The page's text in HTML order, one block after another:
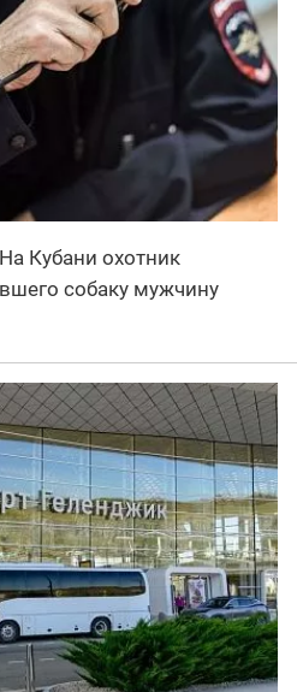
Кубани охотник
собаку мужчину